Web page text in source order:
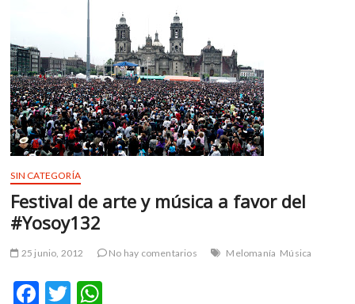
p
los
sami
SIN CATEGORÍA
Festival de arte y música a favor del
#Yosoy132
25 junio, 2012 No hay comentarios Melomanía Música
F
T